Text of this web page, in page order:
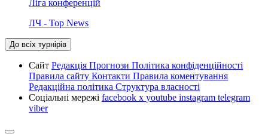
Ліга конференцій
ЛЧ - Top News
До всіх турнірів
Сайт Редакція Прогнози Політика конфіденційності
Правила сайту Контакти Правила коментування
Редакційна політика Структура власності
Соціальні мережі facebook x youtube instagram telegram
viber